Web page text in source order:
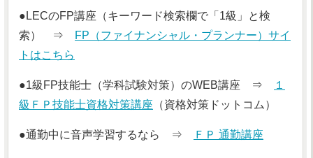
●LECのFP講座（キーワード検索欄で「1級」と検
索） ⇒
FP（ファイナンシャル・プランナー）サイ
トはこちら
●1級FP技能士（学科試験対策）のWEB講座 ⇒
１
級ＦＰ技能士資格対策講座 （資格対策ドットコム）
●通勤中に音声学習するなら ⇒ ＦＰ 通勤講座